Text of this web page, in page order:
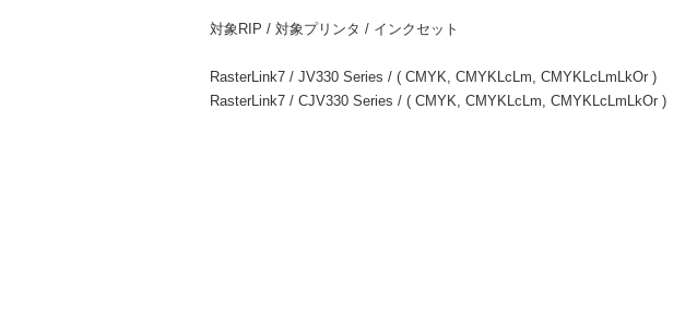
対象RIP / 対象プリンタ / インクセット
RasterLink7 / JV330 Series / ( CMYK, CMYKLcLm, CMYKLcLmLkOr )
RasterLink7 / CJV330 Series / ( CMYK, CMYKLcLm, CMYKLcLmLkOr )